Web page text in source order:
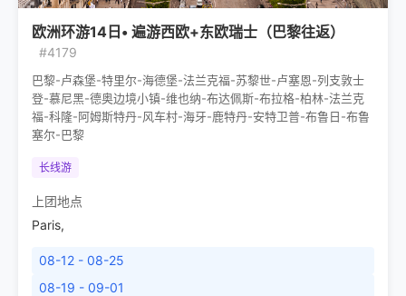
欧洲环游14日• 遍游西欧+东欧瑞士（巴黎往返）
#4179
巴黎-卢森堡-特里尔-海德堡-法兰克福-苏黎世-卢塞恩-列支敦士
登-慕尼黑-德奥边境小镇-维也纳-布达佩斯-布拉格-柏林-法兰克
福-科隆-阿姆斯特丹-风车村-海牙-鹿特丹-安特卫普-布鲁日-布鲁
塞尔-巴黎
长线游
上团地点
Paris,
08-12 - 08-25
08-19 - 09-01